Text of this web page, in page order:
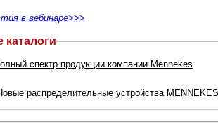
в вебинаре>>>
спектр продукции компании Mennekes
распределительные устройства